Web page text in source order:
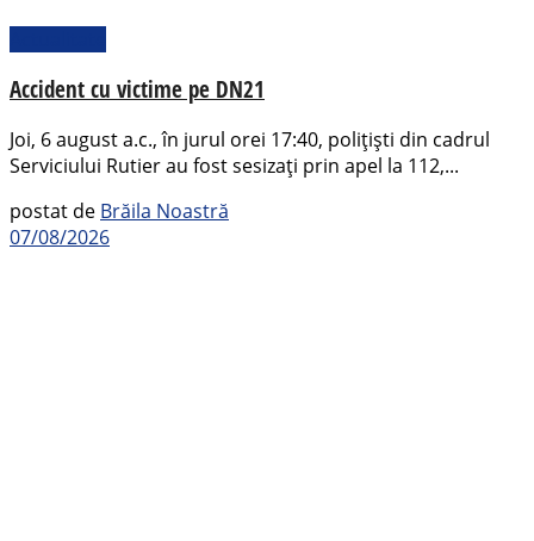
Accident cu victime pe DN21
Joi, 6 august a.c., în jurul orei 17:40, polițiști din cadrul
Serviciului Rutier au fost sesizați prin apel la 112,...
postat de Brăila Noastră
07/08/2026